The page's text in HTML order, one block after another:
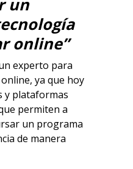
un
online”
experto para
ya que hoy
y plataformas
permiten a
un programa
de manera